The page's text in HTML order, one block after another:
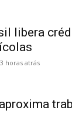
libera
3 horas atrás